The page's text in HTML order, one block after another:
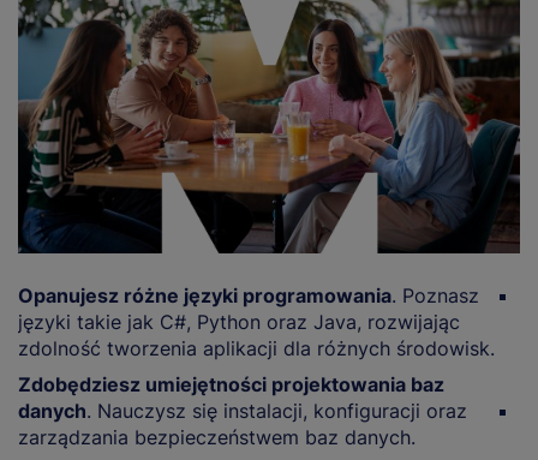
Opanujesz różne języki programowania. Poznasz
języki takie jak C#, Python oraz Java, rozwijając
zdolność tworzenia aplikacji dla różnych środowisk.
Zdobędziesz umiejętności projektowania baz
danych. Nauczysz się instalacji, konfiguracji oraz
zarządzania bezpieczeństwem baz danych.